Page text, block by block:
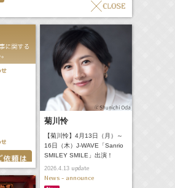
菊川怜
【菊川怜】4月13日（月）～
16日（木）J-WAVE「Sanrio
SMILEY SMILE」出演！
2026.4.13update
News - announce